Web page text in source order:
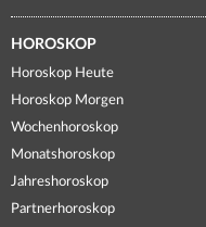
HOROSKOP
Horoskop Heute
Horoskop Morgen
Wochenhoroskop
Monatshoroskop
Jahreshoroskop
Partnerhoroskop